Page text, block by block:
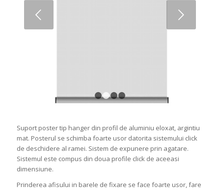
1 2 3
Suport poster tip hanger din profil de aluminiu eloxat, argintiu
mat. Posterul se schimba foarte usor datorita sistemului click
de deschidere al ramei. Sistem de expunere prin agatare.
Sistemul este compus din doua profile click de aceeasi
dimensiune.
Prinderea afisului in barele de fixare se face foarte usor, fare